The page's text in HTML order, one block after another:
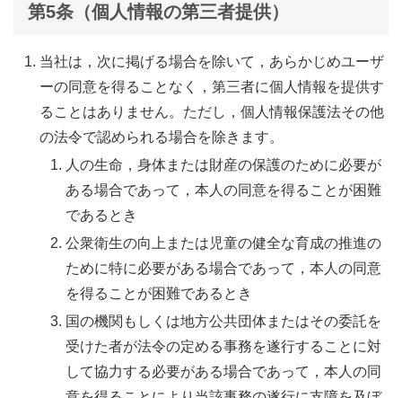
第5条（個人情報の第三者提供）
当社は，次に掲げる場合を除いて，あらかじめユーザ
ーの同意を得ることなく，第三者に個人情報を提供す
ることはありません。ただし，個人情報保護法その他
の法令で認められる場合を除きます。
人の生命，身体または財産の保護のために必要が
ある場合であって，本人の同意を得ることが困難
であるとき
公衆衛生の向上または児童の健全な育成の推進の
ために特に必要がある場合であって，本人の同意
を得ることが困難であるとき
国の機関もしくは地方公共団体またはその委託を
受けた者が法令の定める事務を遂行することに対
して協力する必要がある場合であって，本人の同